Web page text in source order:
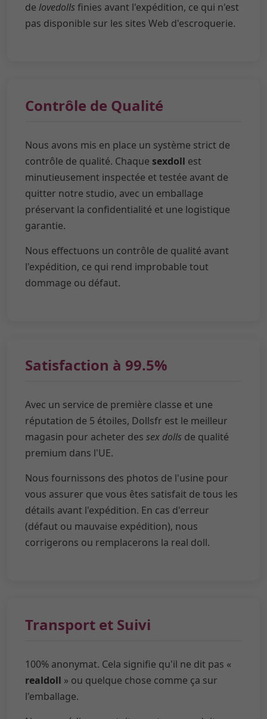
de lovedolls finies avant l'expédition, ce qui n'est
pas disponible sur les sites Web d'escroquerie.
Contrôle de Qualité
Nous avons mis en place un système strict de
contrôle de qualité. Chaque sexdoll est
minutieusement inspectée et testée avant de
quitter notre studio, avec un emballage
préservant la confidentialité et une logistique
garantie.
Nous effectuons un contrôle de qualité avant
l'expédition, ce qui rend improbable tout
dommage ou défaut.
Satisfaction à 99.5%
Avec un service de première classe et une
réputation de 5 étoiles, Dollsfr est le meilleur
magasin pour acheter des sex dolls de qualité
premium dans l'UE.
Nous fournissons des photos de l'usine pour
vous assurer que vous êtes satisfait de tous les
détails avant l'expédition. En cas d'erreur
(défaut ou mauvaise expédition), nous
corrigerons ou remplacerons la real doll.
Transport et Suivi
100% anonymat. Cela signifie qu'il ne dit pas «
realdoll » ou quelque chose comme ça sur
l'emballage.